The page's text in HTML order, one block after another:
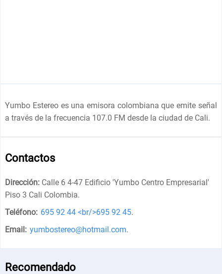
Yumbo Estereo es una emisora colombiana que emite señal
a través de la frecuencia 107.0 FM desde la ciudad de Cali.
Contactos
Dirección: Calle 6 4-47 Edificio 'Yumbo Centro Empresarial'
Piso 3 Cali Colombia.
Teléfono: 695 92 44 <br/>695 92 45.
Email: yumbostereo@hotmail.com.
Recomendado